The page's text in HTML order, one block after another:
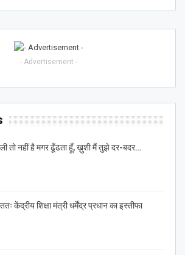
- Advertisement -
तो नहीं है मगर ढूँढता हूँ, ख़ुशी मैं तुझे दर-बदर…
केंद्रीय शिक्षा मंत्री धर्मेंद्र प्रधान का इस्तीफा